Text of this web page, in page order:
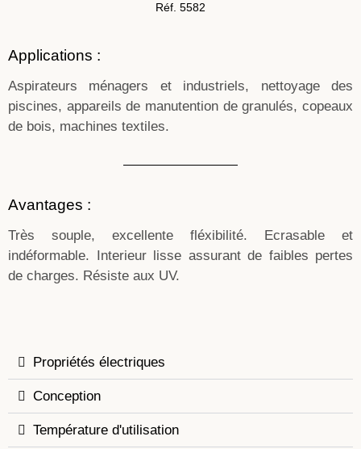
Réf. 5582
Applications :
Aspirateurs ménagers et industriels, nettoyage des
piscines, appareils de manutention de granulés, copeaux
de bois, machines textiles.
Avantages :
Très souple, excellente fléxibilité. Ecrasable et
indéformable. Interieur lisse assurant de faibles pertes
de charges. Résiste aux UV.
Propriétés électriques
Conception
Température d'utilisation